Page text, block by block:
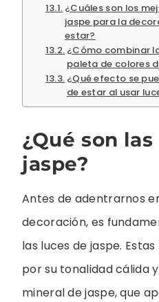
¿Cuáles son los
jaspe para la
estar?
¿Cómo combinar
paleta de colores
¿Qué efecto se
de estar al usar
¿Qué son
jaspe?
Antes de adentrarnos
decoración, es
las luces de jaspe.
por su tonalidad cálida
mineral de jaspe, que